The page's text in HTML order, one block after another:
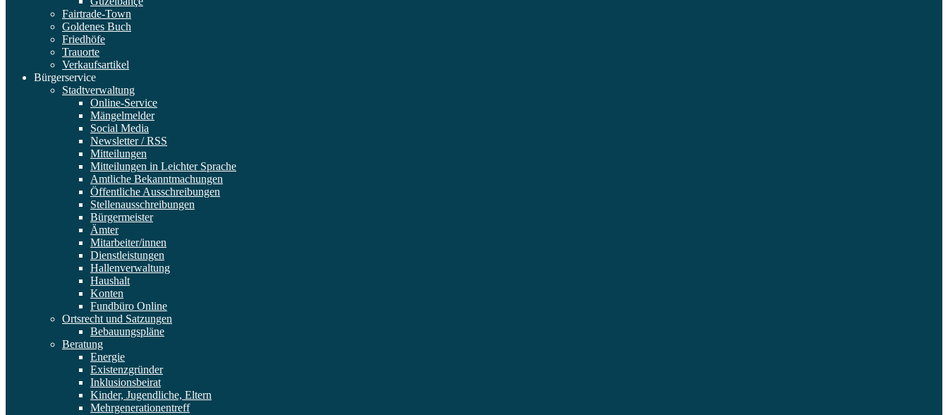
Fairtrade-Town
Goldenes Buch
Friedhöfe
Trauorte
Verkaufsartikel
Bürgerservice
Stadtverwaltung
Online-Service
Mängelmelder
Social Media
Newsletter / RSS
Mitteilungen
Mitteilungen in Leichter Sprache
Amtliche Bekanntmachungen
Öffentliche Ausschreibungen
Stellenausschreibungen
Bürgermeister
Ämter
Mitarbeiter/innen
Dienstleistungen
Hallenverwaltung
Haushalt
Konten
Fundbüro Online
Ortsrecht und Satzungen
Bebauungspläne
Beratung
Energie
Existenzgründer
Inklusionsbeirat
Kinder, Jugendliche, Eltern
Mehrgenerationentreff